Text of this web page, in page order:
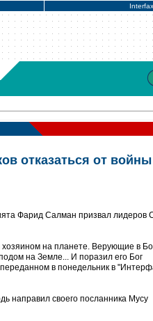
отказаться от
Фарид Салман призвал лидеров
на планете. Верующие в
на Земле... И поразил его Бог
в понедельник в
направил своего посланника Мусу